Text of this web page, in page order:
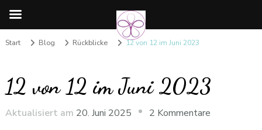
Start Blog Rückblicke 12 von 12 im Juni 2023
12 von 12 im Juni 2023
Aktualisiert am 20. Juni 2025 2 Kommentare